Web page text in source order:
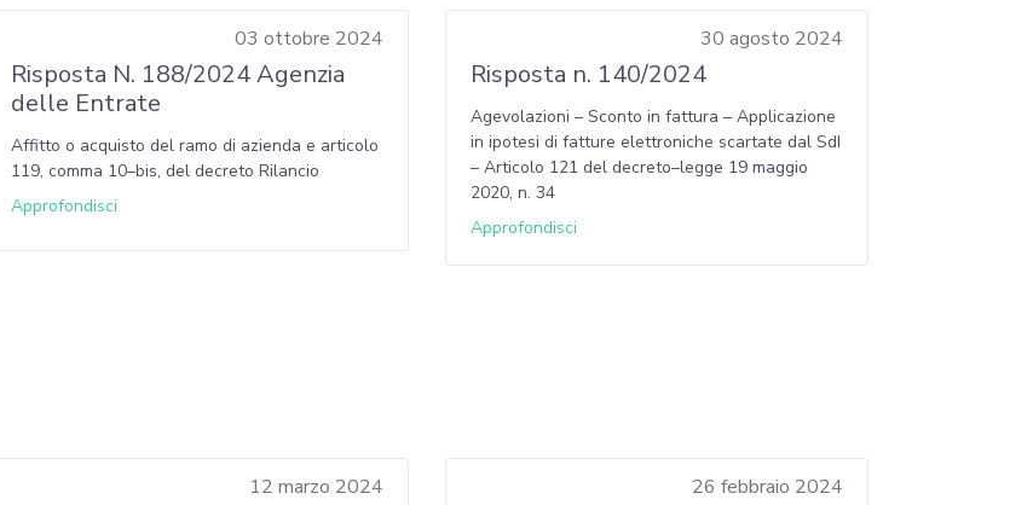
03 ottobre 2024
Risposta N. 188/2024 Agenzia
delle Entrate
Affitto o acquisto del ramo di azienda e articolo
119, comma 10–bis, del decreto Rilancio
Approfondisci
30 agosto 2024
Risposta n. 140/2024
Agevolazioni – Sconto in fattura – Applicazione
in ipotesi di fatture elettroniche scartate dal SdI
– Articolo 121 del decreto–legge 19 maggio
2020, n. 34
Approfondisci
12 marzo 2024 26 febbraio 2024